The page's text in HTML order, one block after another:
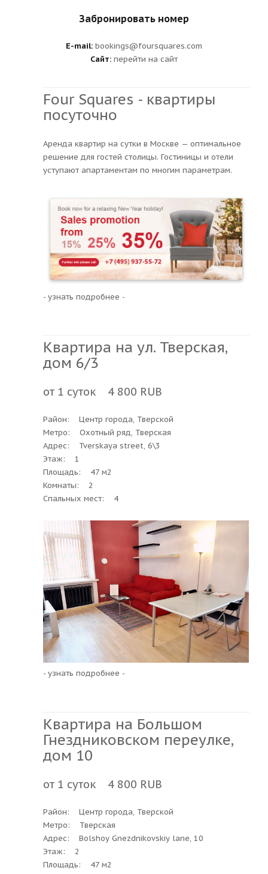
Забронировать номер
E-mail: bookings@foursquares.com
Сайт: перейти на сайт
Four Squares - квартиры
посуточно
Аренда квартир на сутки в Москве — оптимальное
решение для гостей столицы. Гостиницы и отели
уступают апартаментам по многим параметрам.
- узнать подробнее -
Квартира на ул. Тверская,
дом 6/3
от 1 суток 4 800 RUB
Район: Центр города, Тверской
Метро: Охотный ряд, Тверская
Адрес: Tverskaya street, 6\3
Этаж: 1
Площадь: 47 м2
Комнаты: 2
Спальных мест: 4
- узнать подробнее -
Квартира на Большом
Гнездниковском переулке,
дом 10
от 1 суток 4 800 RUB
Район: Центр города, Тверской
Метро: Тверская
Адрес: Bolshoy Gnezdnikovskiy lane, 10
Этаж: 2
Площадь: 47 м2